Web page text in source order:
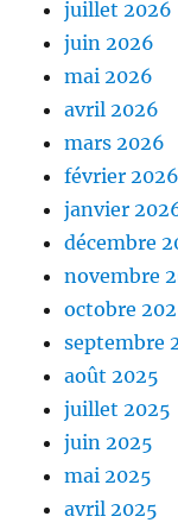
juillet 2026
juin 2026
mai 2026
avril 2026
mars 2026
février 2026
janvier
décembre
novembre
octobre
septembre
août 2025
juillet 2025
juin 2025
mai 2025
avril 2025